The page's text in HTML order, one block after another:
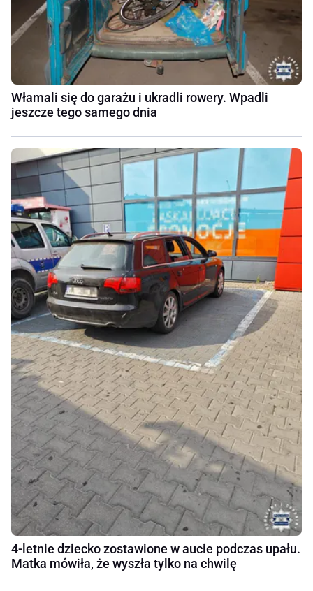
Włamali się do garażu i ukradli rowery. Wpadli
jeszcze tego samego dnia
4-letnie dziecko zostawione w aucie podczas upału.
Matka mówiła, że wyszła tylko na chwilę